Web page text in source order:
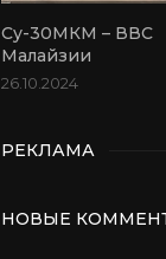
Су-30МКМ – ВВС
Малайзии
26.10.2024
РЕКЛАМА
НОВЫЕ